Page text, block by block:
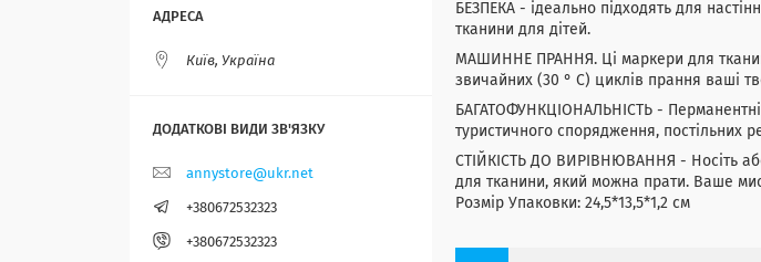
БЕЗПЕКА - ідеально підходять для
тканини для дітей.
МАШИННЕ ПРАННЯ. Ці маркери для
звичайних (30 ° С) циклів прання ваші
БАГАТОФУНКЦІОНАЛЬНІСТЬ -
туристичного спорядження, постільних
СТІЙКІСТЬ ДО ВИРІВНЮВАННЯ - Носіть
для тканини, який можна прати. Ваше
Розмір Упаковки: 24,5*13,5*1,2 см
Київ, Україна
annystore@ukr.net
+380672532323
+380672532323